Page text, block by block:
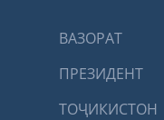
ВАЗОРАТ
ПРЕЗИДЕНТ
ТОҶИКИСТОН